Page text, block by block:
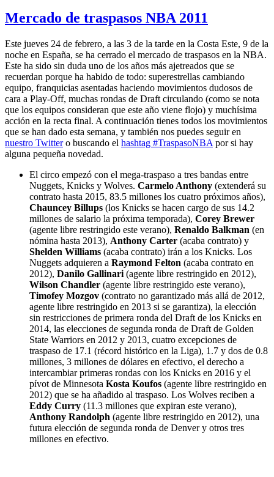
Mercado de traspasos NBA 2011
Este jueves 24 de febrero, a las 3 de la tarde en la Costa Este, 9 de la
noche en España, se ha cerrado el mercado de traspasos en la NBA.
Este ha sido sin duda uno de los años más ajetreados que se
recuerdan porque ha habido de todo: superestrellas cambiando
equipo, franquicias asentadas haciendo movimientos dudosos de
cara a Play-Off, muchas rondas de Draft circulando (como se nota
que los equipos consideran que este año viene flojo) y muchísima
acción en la recta final. A continuación tienes todos los movimientos
que se han dado esta semana, y también nos puedes seguir en
nuestro Twittero buscando el hashtag #TraspasoNBA por si hay
alguna pequeña novedad.
El circo empezó con el mega-traspaso a tres bandas entre
Nuggets, Knicks y Wolves. Carmelo Anthony (extenderá su
contrato hasta 2015, 83.5 millones los cuatro próximos años),
Chauncey Billups (los Knicks se hacen cargo de sus 14.2
millones de salario la próxima temporada), Corey Brewer
(agente libre restringido este verano), Renaldo Balkman (en
nómina hasta 2013), Anthony Carter (acaba contrato) y
Shelden Williams (acaba contrato) irán a los Knicks. Los
Nuggets adquieren a Raymond Felton (acaba contrato en
2012), Danilo Gallinari (agente libre restringido en 2012),
Wilson Chandler (agente libre restringido este verano),
Timofey Mozgov (contrato no garantizado más allá de 2012,
agente libre restringido en 2013 si se garantiza), la elección
sin restricciones de primera ronda del Draft de los Knicks en
2014, las elecciones de segunda ronda de Draft de Golden
State Warriors en 2012 y 2013, cuatro excepciones de
traspaso de 17.1 (récord histórico en la Liga), 1.7 y dos de 0.8
millones, 3 millones de dólares en efectivo, el derecho a
intercambiar primeras rondas con los Knicks en 2016 y el
pívot de Minnesota Kosta Koufos (agente libre restringido en
2012) que se ha añadido al traspaso. Los Wolves reciben a
Eddy Curry (11.3 millones que expiran este verano),
Anthony Randolph (agente libre restringido en 2012), una
futura elección de segunda ronda de Denver y otros tres
millones en efectivo.